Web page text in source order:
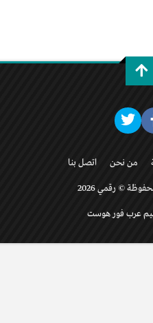
من نحن اتصل بنا
© رقمي 2026
عرب فور هوست